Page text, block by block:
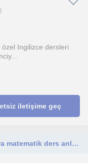
Ingilizce dersleri
iletişime geç
Özel öğrenim güçlüğü çeken çocuklara matematik ders anlatabiliyorum